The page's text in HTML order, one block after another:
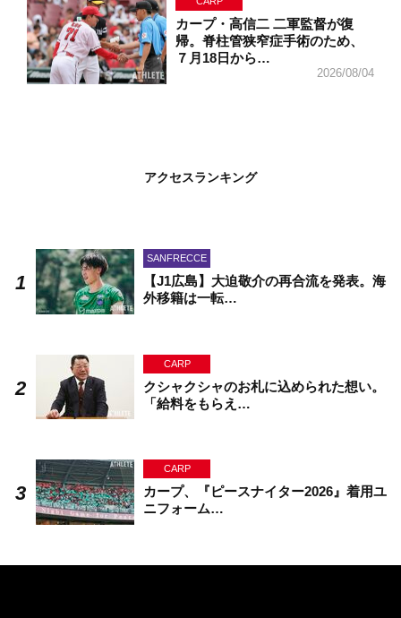
カープ・高信二 二軍監督が復
帰。脊柱管狭窄症手術のため、
７月18日から…
2026/08/04
アクセスランキング
SANFRECCE
【J1広島】大迫敬介の再合流を発表。海
外移籍は一転…
CARP
クシャクシャのお札に込められた想い。
「給料をもらえ…
CARP
カープ、『ピースナイター2026』着用ユ
ニフォーム…